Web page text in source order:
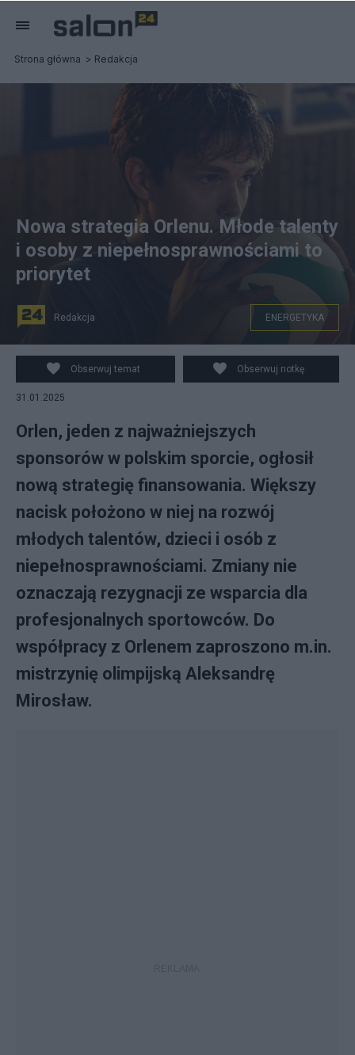
Strona główna Redakcja
Nowa strategia Orlenu. Młode talenty
i osoby z niepełnosprawnościami to
priorytet
Redakcja ENERGETYKA
Obserwuj temat Obserwuj notkę
31.01.2025
Orlen, jeden z najważniejszych
sponsorów w polskim sporcie, ogłosił
nową strategię finansowania. Większy
nacisk położono w niej na rozwój
młodych talentów, dzieci i osób z
niepełnosprawnościami. Zmiany nie
oznaczają rezygnacji ze wsparcia dla
profesjonalnych sportowców. Do
współpracy z Orlenem zaproszono m.in.
mistrzynię olimpijską Aleksandrę
Mirosław.